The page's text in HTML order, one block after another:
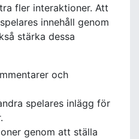
fler interaktioner. Att
innehåll genom
stärka dessa
och
spelares inlägg för
genom att ställa